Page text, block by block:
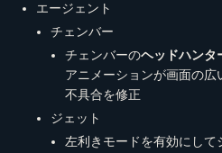
エージェント
チェンバー
チェンバーのヘッドハンタ
アニメーションが画面の広
不具合を修正
ジェット
左利きモードを有効にして